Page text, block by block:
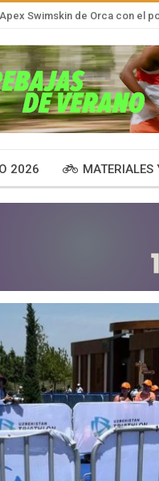
Swimskin de Orca con el
2026 MATERIALES